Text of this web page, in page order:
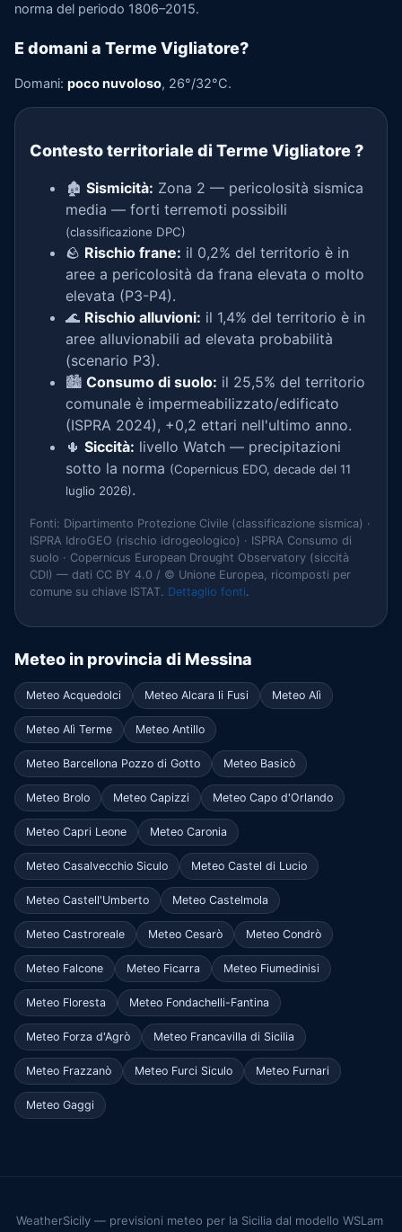
norma del periodo 1806–2015.
E domani a Terme Vigliatore?
Domani: poco nuvoloso, 26°/32°C.
Contesto territoriale di Terme Vigliatore?
🏚️ Sismicità: Zona 2 — pericolosità sismica
media — forti terremoti possibili
(classificazione DPC)
🪨 Rischio frane: il 0,2% del territorio è in
aree a pericolosità da frana elevata o molto
elevata (P3-P4).
🌊 Rischio alluvioni: il 1,4% del territorio è in
aree alluvionabili ad elevata probabilità
(scenario P3).
🏙️ Consumo di suolo: il 25,5% del territorio
comunale è impermeabilizzato/edificato
(ISPRA 2024), +0,2 ettari nell'ultimo anno.
🌵 Siccità: livello Watch — precipitazioni
sotto la norma (Copernicus EDO, decade del 11
luglio 2026).
Fonti: Dipartimento Protezione Civile (classificazione sismica) ·
ISPRA IdroGEO (rischio idrogeologico) · ISPRA Consumo di
suolo · Copernicus European Drought Observatory (siccità
CDI) — dati CC BY 4.0 / © Unione Europea, ricomposti per
comune su chiave ISTAT. Dettaglio fonti.
Meteo in provincia di Messina
Meteo Acquedolci Meteo Alcara li Fusi Meteo Alì
Meteo Alì Terme Meteo Antillo
Meteo Barcellona Pozzo di Gotto Meteo Basicò
Meteo Brolo Meteo Capizzi Meteo Capo d'Orlando
Meteo Capri Leone Meteo Caronia
Meteo Casalvecchio Siculo Meteo Castel di Lucio
Meteo Castell'Umberto Meteo Castelmola
Meteo Castroreale Meteo Cesarò Meteo Condrò
Meteo Falcone Meteo Ficarra Meteo Fiumedinisi
Meteo Floresta Meteo Fondachelli-Fantina
Meteo Forza d'Agrò Meteo Francavilla di Sicilia
Meteo Frazzanò Meteo Furci Siculo Meteo Furnari
Meteo Gaggi
WeatherSicily — previsioni meteo per la Sicilia dal modello WSLam